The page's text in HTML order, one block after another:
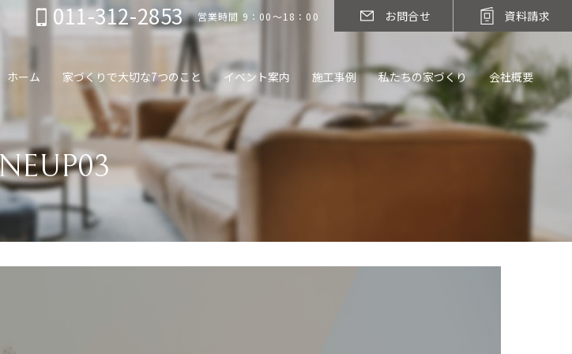
ホーム 家づくりで大切な7つのこと イベント案内 施工事例 私たちの家づくり 会社概要
011-312-2853 営業時間 9：00～18：00 お問合せ 資料請求